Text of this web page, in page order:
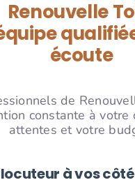
Renouvelle
écoute
de
constante à votre
attentes et votre
à vos